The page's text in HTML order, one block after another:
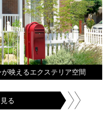
映えるエクステリア空間
る